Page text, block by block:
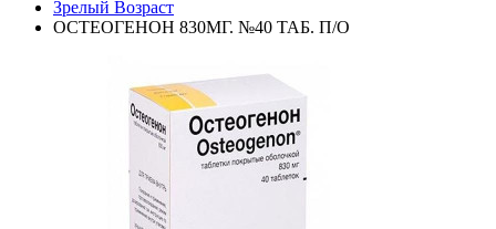
Зрелый Возраст
ОСТЕОГЕНОН 830МГ. №40 ТАБ. П/О